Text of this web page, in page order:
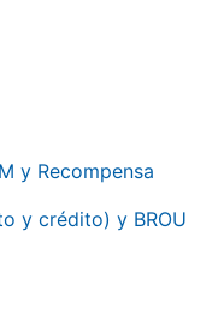
y Recompensa
y crédito) y BROU